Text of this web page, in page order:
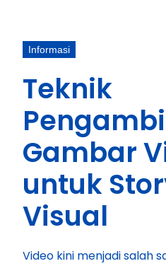
Informasi
Teknik
Gambar
untuk
Visual
Video kini menjadi salah